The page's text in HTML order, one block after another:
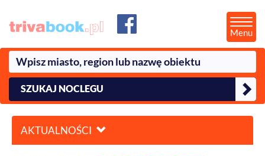
Menu
SZUKAJ NOCLEGU
AKTUALNOŚCI